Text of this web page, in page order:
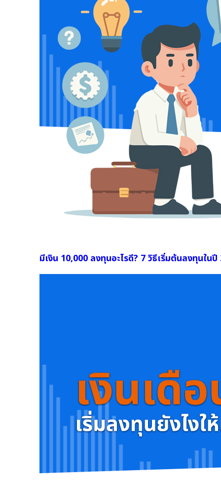
มีเงิน 10,000 ลงทุนอะไรดี? 7 วิธีเริ่มต้นลงทุนในปี